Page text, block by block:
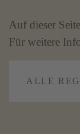
Auf dieser
Für weitere